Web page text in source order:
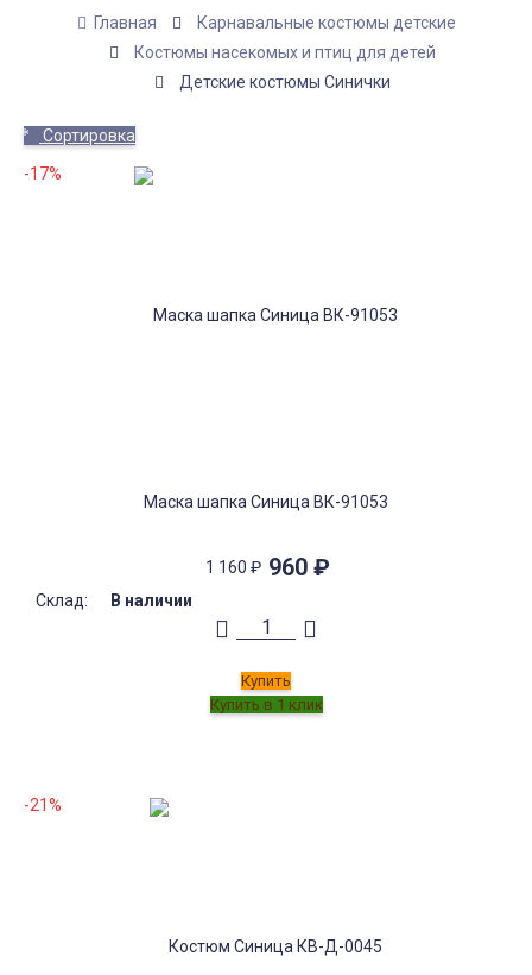
Главная
Карнавальные костюмы детские
Костюмы насекомых и птиц для детей
Детские костюмы Синички
Сортировка
Маска шапка Синица ВК-91053
1 160 ₽ 960 ₽
Склад: В наличии
Купить
-17%
-21%